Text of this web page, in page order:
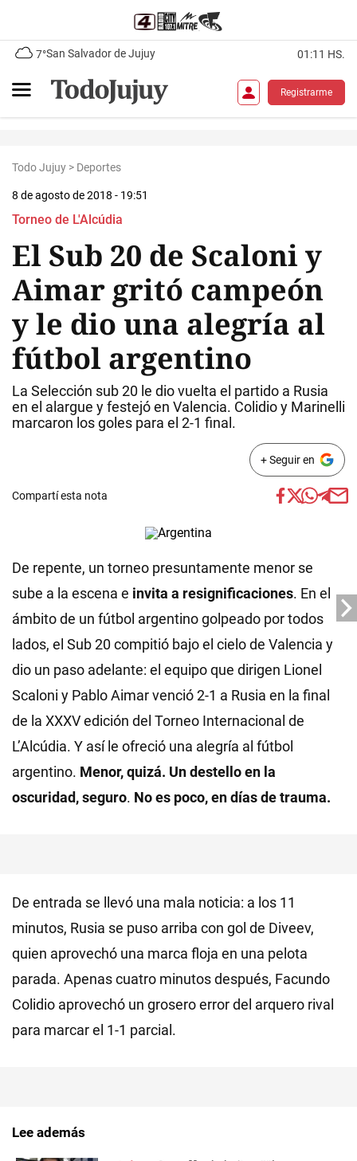
7°San Salvador de Jujuy 01:11 HS.
Registrarme
Todo Jujuy > Deportes
8 de agosto de 2018 - 19:51
Torneo de L'Alcúdia
El Sub 20 de Scaloni y
Aimar gritó campeón
y le dio una alegría al
fútbol argentino
La Selección sub 20 le dio vuelta el partido a Rusia
en el alargue y festejó en Valencia. Colidio y Marinelli
marcaron los goles para el 2-1 final.
+ Seguir en
Compartí esta nota
De repente, un torneo presuntamente menor se
sube a la escena e invita a resignificaciones. En el
ámbito de un fútbol argentino golpeado por todos
lados, el Sub 20 compitió bajo el cielo de Valencia y
dio un paso adelante: el equipo que dirigen Lionel
Scaloni y Pablo Aimar venció 2-1 a Rusia en la final
de la XXXV edición del Torneo Internacional de
L’Alcúdia. Y así le ofreció una alegría al fútbol
argentino. Menor, quizá. Un destello en la
oscuridad, seguro. No es poco, en días de trauma.
De entrada se llevó una mala noticia: a los 11
minutos, Rusia se puso arriba con gol de Diveev,
quien aprovechó una marca floja en una pelota
parada. Apenas cuatro minutos después, Facundo
Colidio aprovechó un grosero error del arquero rival
para marcar el 1-1 parcial.
Lee además